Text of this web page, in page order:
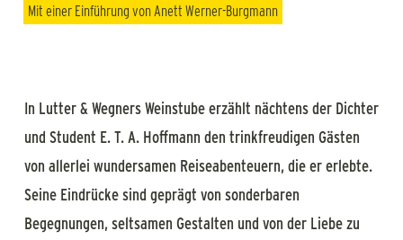
Mit einer Einführung von Anett Werner-Burgmann
In Lutter & Wegners Weinstube erzählt nächtens der Dichter
und Student E. T. A. Hoffmann den trinkfreudigen Gästen
von allerlei wundersamen Reiseabenteuern, die er erlebte.
Seine Eindrücke sind geprägt von sonderbaren
Begegnungen, seltsamen Gestalten und von der Liebe zu